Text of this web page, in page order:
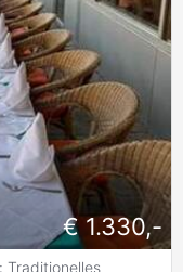
€ 1.330,-
Traditionelles